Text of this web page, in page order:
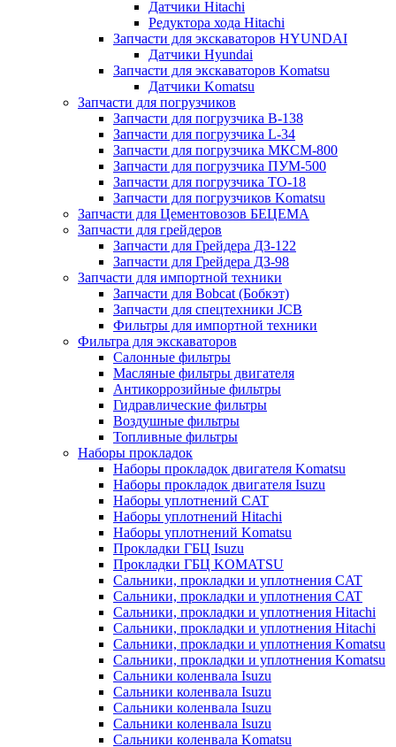
Датчики Hitachi
Редуктора хода Hitachi
Запчасти для экскаваторов HYUNDAI
Датчики Hyundai
Запчасти для экскаваторов Komatsu
Датчики Komatsu
Запчасти для погрузчиков
Запчасти для погрузчика B-138
Запчасти для погрузчика L-34
Запчасти для погрузчика МКСМ-800
Запчасти для погрузчика ПУМ-500
Запчасти для погрузчика ТО-18
Запчасти для погрузчиков Komatsu
Запчасти для Цементовозов БЕЦЕМА
Запчасти для грейдеров
Запчасти для Грейдера ДЗ-122
Запчасти для Грейдера ДЗ-98
Запчасти для импортной техники
Запчасти для Bobcat (Бобкэт)
Запчасти для спецтехники JCB
Фильтры для импортной техники
Фильтра для экскаваторов
Салонные фильтры
Масляные фильтры двигателя
Антикоррозийные фильтры
Гидравлические фильтры
Воздушные фильтры
Топливные фильтры
Наборы прокладок
Наборы прокладок двигателя Komatsu
Наборы прокладок двигателя Isuzu
Наборы уплотнений CAT
Наборы уплотнений Hitachi
Наборы уплотнений Komatsu
Прокладки ГБЦ Isuzu
Прокладки ГБЦ KOMATSU
Сальники, прокладки и уплотнения CAT
Сальники, прокладки и уплотнения CAT
Сальники, прокладки и уплотнения Hitachi
Сальники, прокладки и уплотнения Hitachi
Сальники, прокладки и уплотнения Komatsu
Сальники, прокладки и уплотнения Komatsu
Сальники коленвала Isuzu
Сальники коленвала Isuzu
Сальники коленвала Isuzu
Сальники коленвала Isuzu
Сальники коленвала Komatsu